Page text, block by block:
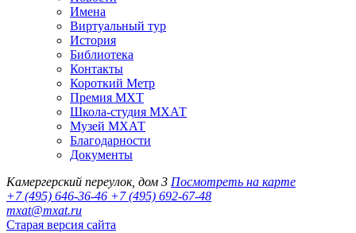
Имена
Виртуальный тур
История
Библиотека
Контакты
Короткий Метр
Премия МХТ
Школа-студия МХАТ
Музей МХАТ
Благодарности
Документы
Камергерский переулок, дом 3 Посмотреть на карте
+7 (495) 646-36-46 +7 (495) 692-67-48‬
mxat@mxat.ru
Старая версия сайта